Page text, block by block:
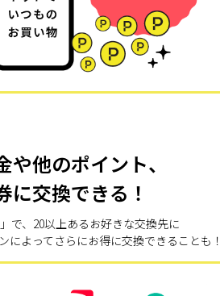
他のポイント、
に交換できる！
で、20以上あるお好きな交換先に
によってさらにお得に交換できることも